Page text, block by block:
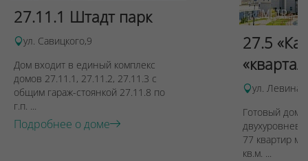
27.11.1 Штадт парк
ул. Савицкого,9
Дом входит в единый комплекс
домов 27.11.1, 27.11.2, 27.11.3 с
общим гараж-стоянкой 27.11.8 по
г.п. ...
Подробнее о доме
27.5
ул. Левина,
Готовый дом
77 квартир
кв.м. ...